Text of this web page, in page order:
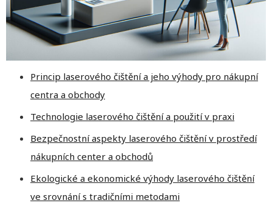
Princip laserového čištění a jeho výhody pro nákupní
centra a obchody
Technologie laserového čištění a použití v praxi
Bezpečnostní aspekty laserového čištění v prostředí
nákupních center a obchodů
Ekologické a ekonomické výhody laserového čištění
ve srovnání s tradičními metodami